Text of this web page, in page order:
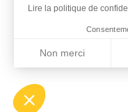
Lire la politique de
Non merci
Notre plateforme vous